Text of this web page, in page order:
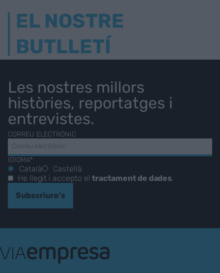
EL NOSTRE
BUTLLETÍ
Les nostres millors
històries, reportatges i
entrevistes.
CORREU ELECTRÒNIC
IDIOMA*
Català
Castellà
He llegit i accepto eltractament de dades.
Subscriure's